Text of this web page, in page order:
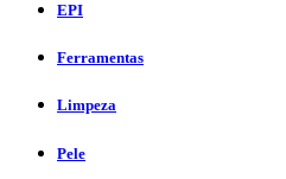
EPI
Ferramentas
Limpeza
Pele